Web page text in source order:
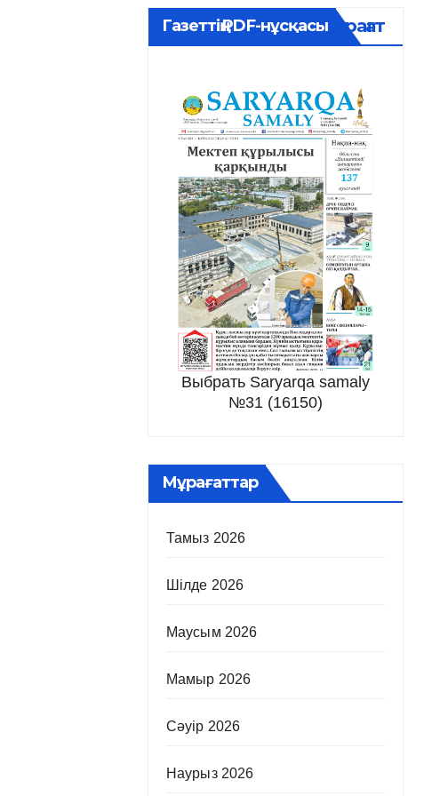
Газеттің PDF-нұсқасыМұрағат
Выбрать Saryarqa samaly
№31 (16150)
Мұрағаттар
Тамыз 2026
Шілде 2026
Маусым 2026
Мамыр 2026
Сәуір 2026
Наурыз 2026